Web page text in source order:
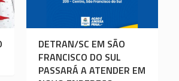
DETRAN/SC EM SÃO
FRANCISCO DO SUL
PASSARÁ A ATENDER EM